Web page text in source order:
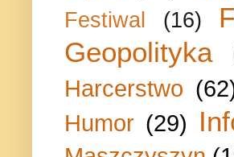
Festiwal (16)
Geopolityka
Harcerstwo
Humor (29)